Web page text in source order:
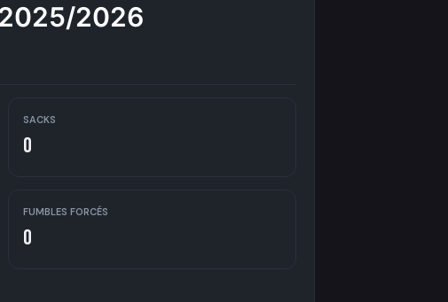
2026
SACKS
0
FUMBLES FORCÉS
0